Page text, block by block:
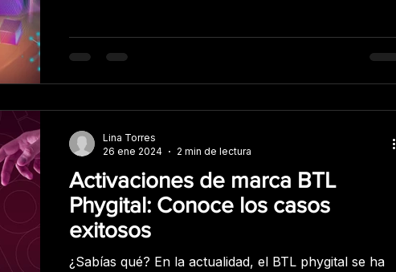
algunas diferencias importantes entre ellas. La
realidad virtual es una tecnología que crea una
realidad virtual, que cubre su campo de
Activaciones de marca BTL
Phygital: Conoce los casos
exitosos
¿Sabías qué? En la actualidad, el BTL phygital se ha
Lina Torres
26 ene 2024
2 min de lectura